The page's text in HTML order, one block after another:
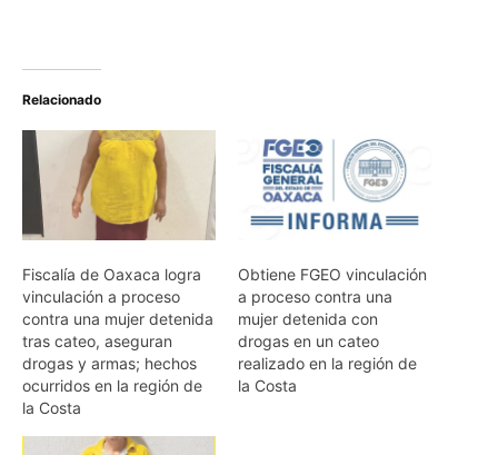
Relacionado
Fiscalía de Oaxaca logra
vinculación a proceso
contra una mujer detenida
tras cateo, aseguran
drogas y armas; hechos
ocurridos en la región de
la Costa
Obtiene FGEO vinculación
a proceso contra una
mujer detenida con
drogas en un cateo
realizado en la región de
la Costa